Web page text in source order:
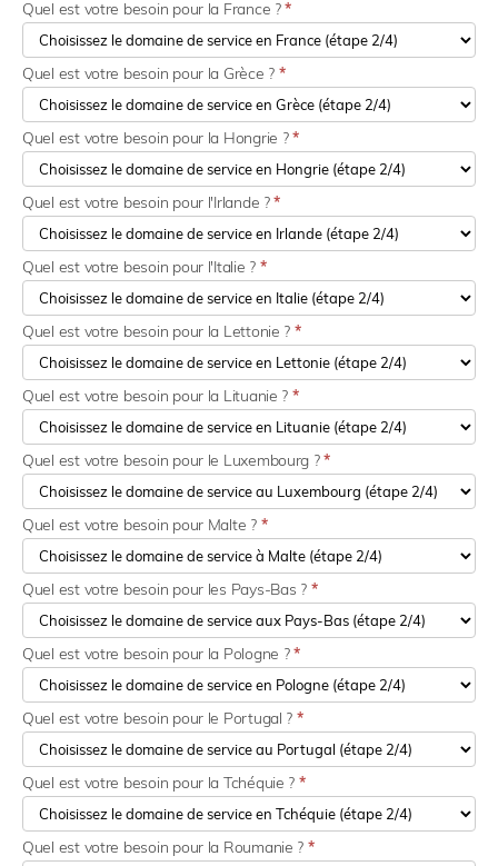
Quel est votre besoin pour la France ?*
Quel est votre besoin pour la Grèce ? *
Quel est votre besoin pour la Hongrie ?*
Quel est votre besoin pour l'Irlande ?*
Quel est votre besoin pour l'Italie ? *
Quel est votre besoin pour la Lettonie ? *
Quel est votre besoin pour la Lituanie ? *
Quel est votre besoin pour le Luxembourg ?*
Quel est votre besoin pour Malte ? *
Quel est votre besoin pour les Pays-Bas ? *
Quel est votre besoin pour la Pologne ?*
Quel est votre besoin pour le Portugal ? *
Quel est votre besoin pour la Tchéquie ? *
Quel est votre besoin pour la Roumanie ? *